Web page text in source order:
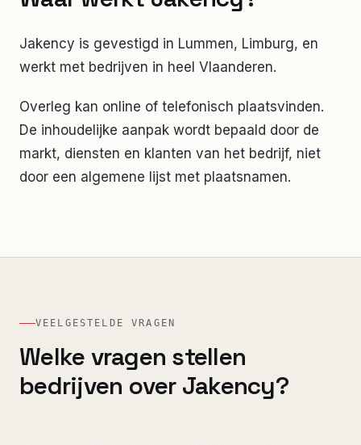
Jakency is gevestigd in Lummen, Limburg, en
werkt met bedrijven in heel Vlaanderen.
Overleg kan online of telefonisch plaatsvinden.
De inhoudelijke aanpak wordt bepaald door de
markt, diensten en klanten van het bedrijf, niet
door een algemene lijst met plaatsnamen.
VEELGESTELDE VRAGEN
Welke vragen stellen
bedrijven over Jakency?